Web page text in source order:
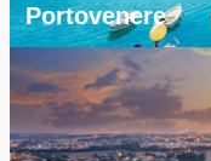
Portovenere